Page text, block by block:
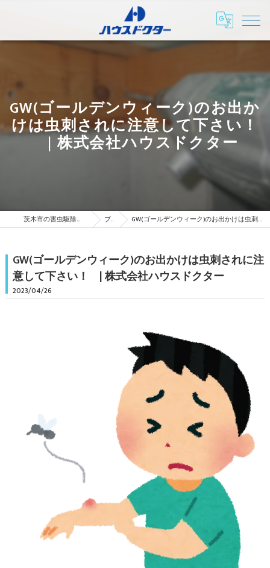
GW(ゴールデンウィーク)のお出か
けは虫刺されに注意して下さい！
| 株式会社ハウスドクター
茨木市の害虫駆除は株式会社ハウスドクター ブログ GW(ゴールデンウィーク)のお出かけは虫刺されに注意して下さい！ | 株式会社ハウスドクター
GW(ゴールデンウィーク)のお出かけは虫刺されに注
意して下さい！ | 株式会社ハウスドクター
2023/04/26